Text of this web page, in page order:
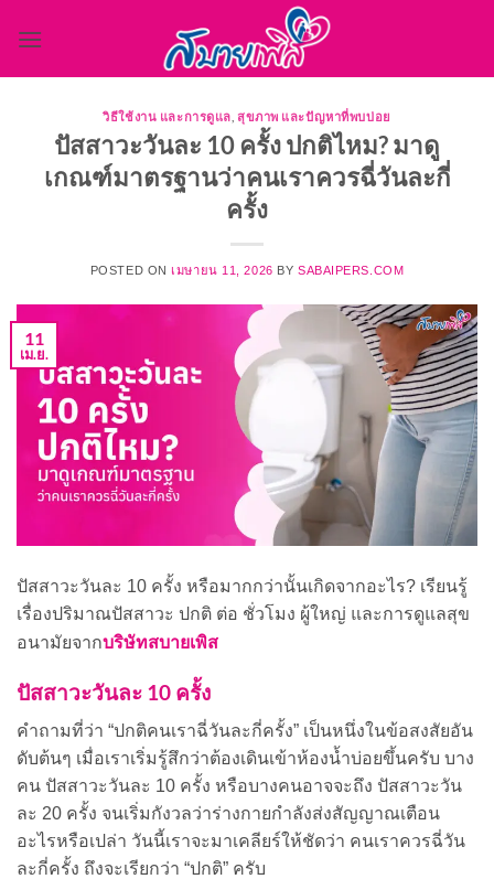
วิธีใช้งาน และการดูแล สุขภาพ และปัญหาที่พบบ่อย
ปัสสาวะวันละ 10 ครั้ง ปกติไหม? มาดู
เกณฑ์มาตรฐานว่าคนเราควรฉี่วันละกี่
ครั้ง
POSTED ON เมษายน 11, 2026 BY SABAIPERS.COM
11
เม.ย.
ปัสสาวะวันละ 10 ครั้ง หรือมากกว่านั้นเกิดจากอะไร? เรียนรู้
เรื่องปริมาณปัสสาวะ ปกติ ต่อ ชั่วโมง ผู้ใหญ่ และการดูแลสุข
อนามัยจากบริษัทสบายเพิส
ปัสสาวะวันละ 10 ครั้ง
คำถามที่ว่า “ปกติคนเราฉี่วันละกี่ครั้ง” เป็นหนึ่งในข้อสงสัยอัน
ดับต้นๆ เมื่อเราเริ่มรู้สึกว่าต้องเดินเข้าห้องน้ำบ่อยขึ้นครับ บาง
คน ปัสสาวะวันละ 10 ครั้ง หรือบางคนอาจจะถึง ปัสสาวะวัน
ละ 20 ครั้ง จนเริ่มกังวลว่าร่างกายกำลังส่งสัญญาณเตือน
อะไรหรือเปล่า วันนี้เราจะมาเคลียร์ให้ชัดว่า คนเราควรฉี่วัน
ละกี่ครั้ง ถึงจะเรียกว่า “ปกติ” ครับ